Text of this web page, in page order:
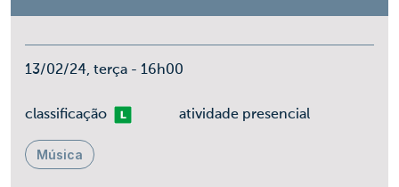
13/02/24, terça - 16h00
classificaçãoLivre atividade presencial
Música